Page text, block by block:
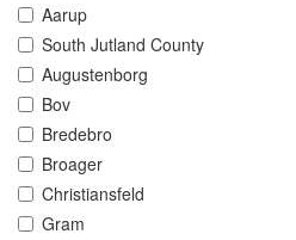
Aarup
South Jutland County
Augustenborg
Bov
Bredebro
Broager
Christiansfeld
Gram